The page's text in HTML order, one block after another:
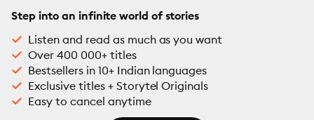
Step into an infinite world of stories
Listen and read as much as you want
Over 400 000+ titles
Bestsellers in 10+ Indian languages
Exclusive titles + Storytel Originals
Easy to cancel anytime